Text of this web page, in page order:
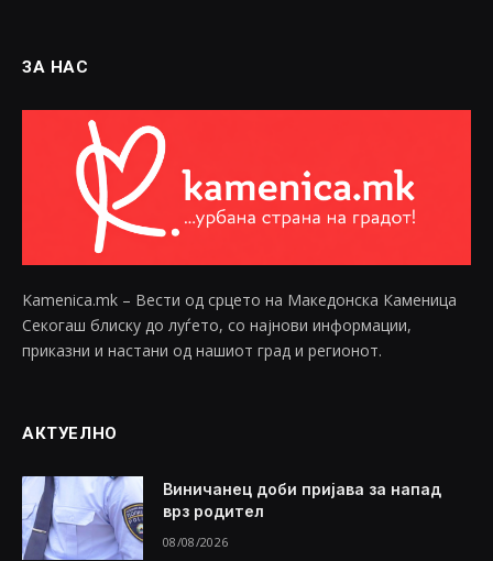
ЗА НАС
Kamenica.mk – Вести од срцето на Македонска Каменица
Секогаш блиску до луѓето, со најнови информации,
приказни и настани од нашиот град и регионот.
АКТУЕЛНО
Виничанец доби пријава за напад
врз родител
08/08/2026